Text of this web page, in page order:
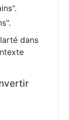
dans